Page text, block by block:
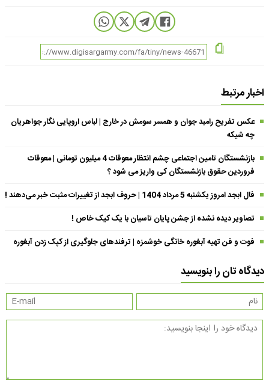
اخبار مرتبط
عکس تفریح رامبد جوان و همسر سومش در خارج | لباس اروپایی نگار جواهریان
چه شیکه
بازنشستگان تامین اجتماعی چشم انتظار معوقات 4 میلیون تومانی | معوقات
فروردین حقوق بازنشستگان کی واریز می شود ؟
فال ابجد امروز یکشنبه 5 مرداد 1404 | حروف ابجد از تغییرات مثبت خبر می‌دهند !
تصاویر دیده نشده از جشن پایان تاسیان با یک کیک خاص !
فوت و فن تهیه آبغوره خانگی خوشمزه | ترفندهای جلوگیری از کپک زدن آبغوره
دیدگاه تان را بنویسید